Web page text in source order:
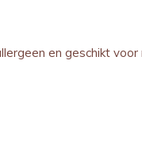
en geschikt voor